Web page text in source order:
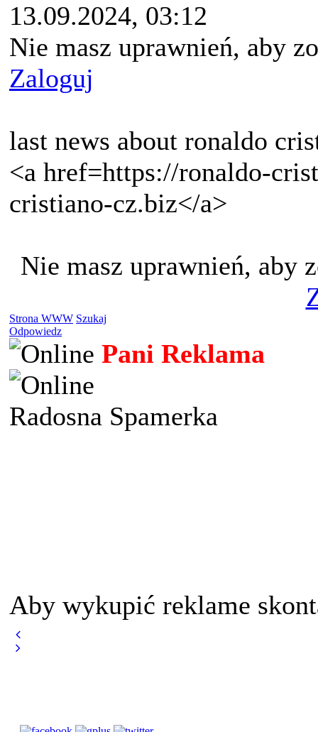
13.09.2024, 03:12
Nie masz uprawnień, aby
Zaloguj
last news about ronaldo
<a href=https://ronaldo-
cristiano-cz.biz</a>
Nie masz uprawnień, aby
Strona WWW Szukaj
Odpowiedz
Pani Reklama
Radosna Spamerka
Aby wykupić reklame